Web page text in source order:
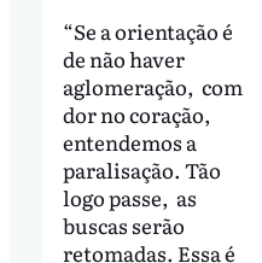
“Se a orientação é
de não haver
aglomeração, com
dor no coração,
entendemos a
paralisação. Tão
logo passe, as
buscas serão
retomadas. Essa é